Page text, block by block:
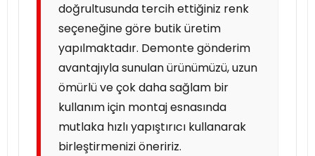
doğrultusunda tercih ettiğiniz renk
seçeneğine göre butik üretim
yapılmaktadır. Demonte gönderim
avantajıyla sunulan ürünümüzü, uzun
ömürlü ve çok daha sağlam bir
kullanım için montaj esnasında
mutlaka hızlı yapıştırıcı kullanarak
birleştirmenizi öneririz.